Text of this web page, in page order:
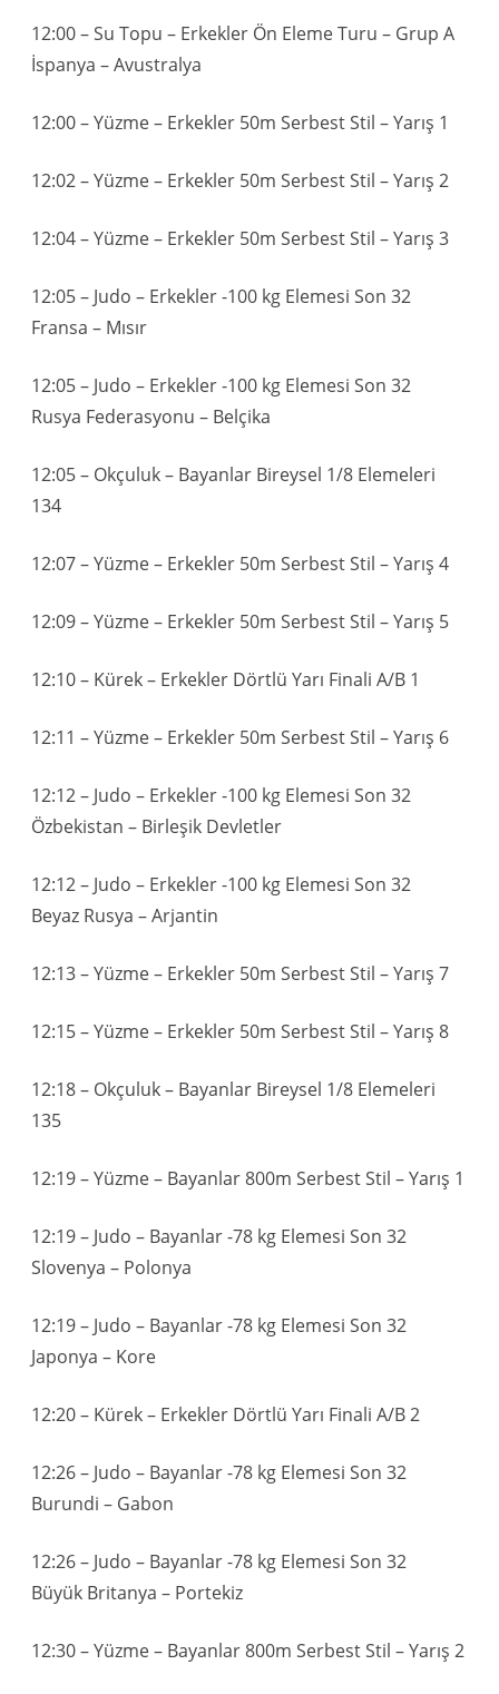
12:00 – Su Topu – Erkekler Ön Eleme Turu – Grup A
İspanya – Avustralya
12:00 – Yüzme – Erkekler 50m Serbest Stil – Yarış 1
12:02 – Yüzme – Erkekler 50m Serbest Stil – Yarış 2
12:04 – Yüzme – Erkekler 50m Serbest Stil – Yarış 3
12:05 – Judo – Erkekler -100 kg Elemesi Son 32
Fransa – Mısır
12:05 – Judo – Erkekler -100 kg Elemesi Son 32
Rusya Federasyonu – Belçika
12:05 – Okçuluk – Bayanlar Bireysel 1/8 Elemeleri
134
12:07 – Yüzme – Erkekler 50m Serbest Stil – Yarış 4
12:09 – Yüzme – Erkekler 50m Serbest Stil – Yarış 5
12:10 – Kürek – Erkekler Dörtlü Yarı Finali A/B 1
12:11 – Yüzme – Erkekler 50m Serbest Stil – Yarış 6
12:12 – Judo – Erkekler -100 kg Elemesi Son 32
Özbekistan – Birleşik Devletler
12:12 – Judo – Erkekler -100 kg Elemesi Son 32
Beyaz Rusya – Arjantin
12:13 – Yüzme – Erkekler 50m Serbest Stil – Yarış 7
12:15 – Yüzme – Erkekler 50m Serbest Stil – Yarış 8
12:18 – Okçuluk – Bayanlar Bireysel 1/8 Elemeleri
135
12:19 – Yüzme – Bayanlar 800m Serbest Stil – Yarış 1
12:19 – Judo – Bayanlar -78 kg Elemesi Son 32
Slovenya – Polonya
12:19 – Judo – Bayanlar -78 kg Elemesi Son 32
Japonya – Kore
12:20 – Kürek – Erkekler Dörtlü Yarı Finali A/B 2
12:26 – Judo – Bayanlar -78 kg Elemesi Son 32
Burundi – Gabon
12:26 – Judo – Bayanlar -78 kg Elemesi Son 32
Büyük Britanya – Portekiz
12:30 – Yüzme – Bayanlar 800m Serbest Stil – Yarış 2